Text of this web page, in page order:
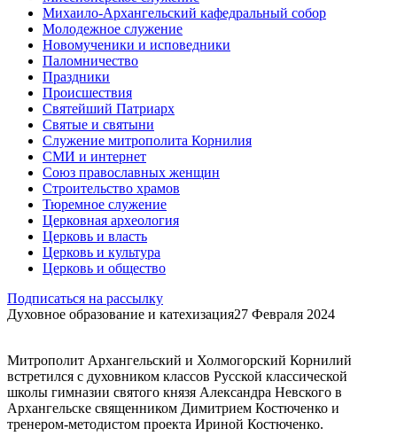
Михаило-Архангельский кафедральный собор
Молодежное служение
Новомученики и исповедники
Паломничество
Праздники
Происшествия
Святейший Патриарх
Святые и святыни
Служение митрополита Корнилия
СМИ и интернет
Союз православных женщин
Строительство храмов
Тюремное служение
Церковная археология
Церковь и власть
Церковь и культура
Церковь и общество
Подписаться на рассылку
Духовное образование и катехизация27 Февраля 2024
Митрополит Архангельский и Холмогорский Корнилий
встретился с духовником классов Русской классической
школы гимназии святого князя Александра Невского в
Архангельске священником Димитрием Костюченко и
тренером-методистом проекта Ириной Костюченко.